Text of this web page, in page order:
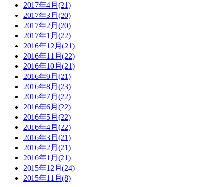
2017年4月(21)
2017年3月(20)
2017年2月(20)
2017年1月(22)
2016年12月(21)
2016年11月(22)
2016年10月(21)
2016年9月(21)
2016年8月(23)
2016年7月(22)
2016年6月(22)
2016年5月(22)
2016年4月(22)
2016年3月(21)
2016年2月(21)
2016年1月(21)
2015年12月(24)
2015年11月(8)